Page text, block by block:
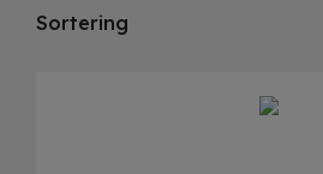
Sortering